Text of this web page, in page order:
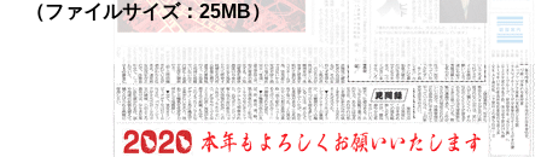
（ファイルサイズ：25MB）